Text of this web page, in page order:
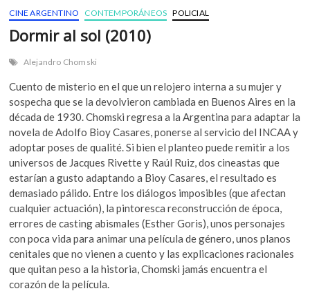
CINE ARGENTINO CONTEMPORÁNEOS POLICIAL
Dormir al sol (2010)
Alejandro Chomski
Cuento de misterio en el que un relojero interna a su mujer y
sospecha que se la devolvieron cambiada en Buenos Aires en la
década de 1930. Chomski regresa a la Argentina para adaptar la
novela de Adolfo Bioy Casares, ponerse al servicio del INCAA y
adoptar poses de qualité. Si bien el planteo puede remitir a los
universos de Jacques Rivette y Raúl Ruiz, dos cineastas que
estarían a gusto adaptando a Bioy Casares, el resultado es
demasiado pálido. Entre los diálogos imposibles (que afectan
cualquier actuación), la pintoresca reconstrucción de época,
errores de casting abismales (Esther Goris), unos personajes
con poca vida para animar una película de género, unos planos
cenitales que no vienen a cuento y las explicaciones racionales
que quitan peso a la historia, Chomski jamás encuentra el
corazón de la película.